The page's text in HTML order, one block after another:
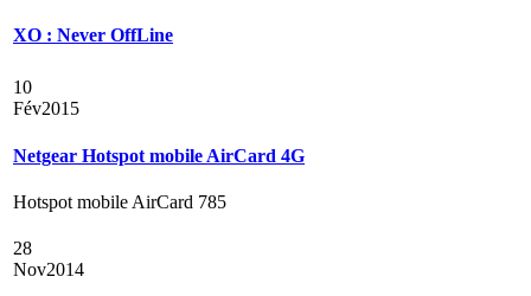
XO : Never OffLine
10
Fév2015
Netgear Hotspot mobile AirCard 4G
Hotspot mobile AirCard 785
28
Nov2014